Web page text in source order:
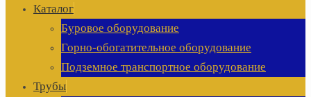
Каталог
Буровое оборудование
Горно-обогатительное оборудование
Подземное транспортное оборудование
Трубы